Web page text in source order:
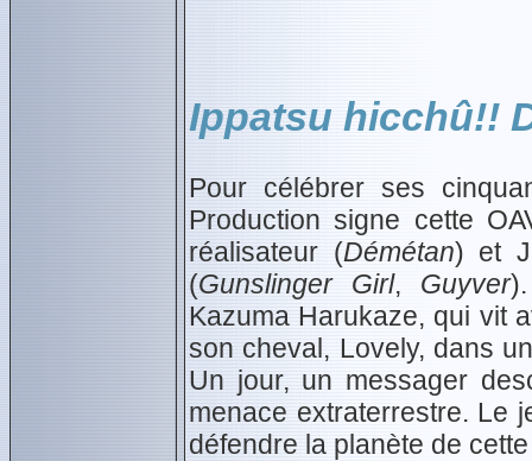
Ippatsu hicchû!!
Pour célébrer ses
Production signe cette
réalisateur (Démétan) et
(Gunslinger Girl, Guyver
Kazuma Harukaze, qui vit
son cheval, Lovely, dans
Un jour, un messager
menace extraterrestre. Le
défendre la planète de